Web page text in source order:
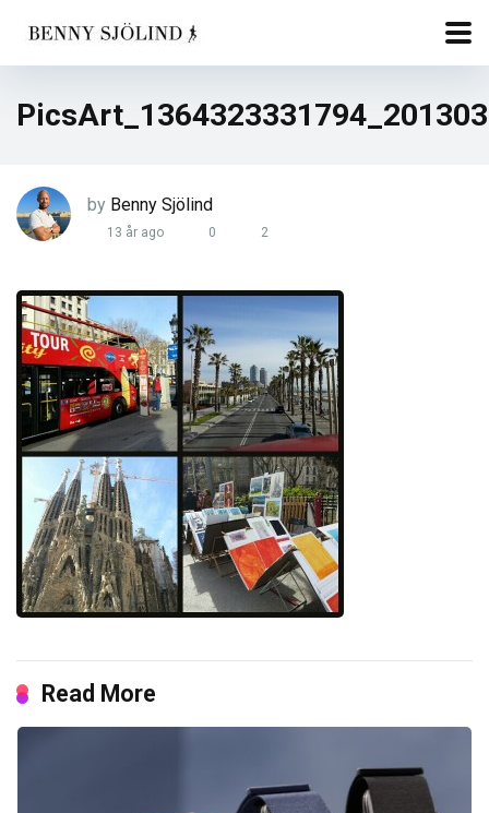
by Benny Sjölind
13 år ago 0 2
Read More